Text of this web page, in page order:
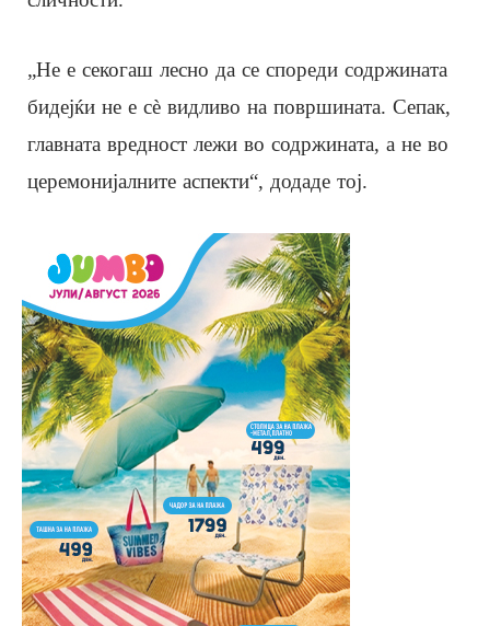
„Не е секогаш лесно да се спореди содржината
бидејќи не е сè видливо на површината. Сепак,
главната вредност лежи во содржината, а не во
церемонијалните аспекти“, додаде тој.